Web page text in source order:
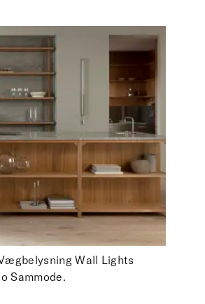
Wall Lights
Sammode.